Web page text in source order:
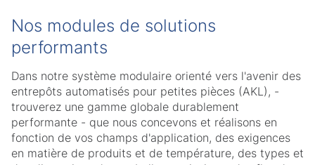
Nos modules de solutions
performants
Dans notre système modulaire orienté vers l'avenir des
entrepôts automatisés pour petites pièces (AKL), -
trouverez une gamme globale durablement
performante - que nous concevons et réalisons en
fonction de vos champs d'application, des exigences
en matière de produits et de température, des types et